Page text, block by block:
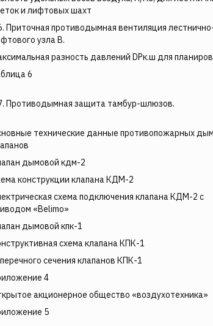
и лифтовых шахт
Приточная противодымная вентиляция
узла В.
разность давлений DРк.ш для
6
Противодымная защита тамбур-шлюзов.
технические данные противопожарных
дымовой кдм-2
конструкции клапана КДМ-2
схема подключения клапана КДМ-2 с
«Belimo»
дымовой кпк-1
схема клапана КПК-1
сечения клапанов КПК-1
4
акционерное общество «воздухотехника»
5